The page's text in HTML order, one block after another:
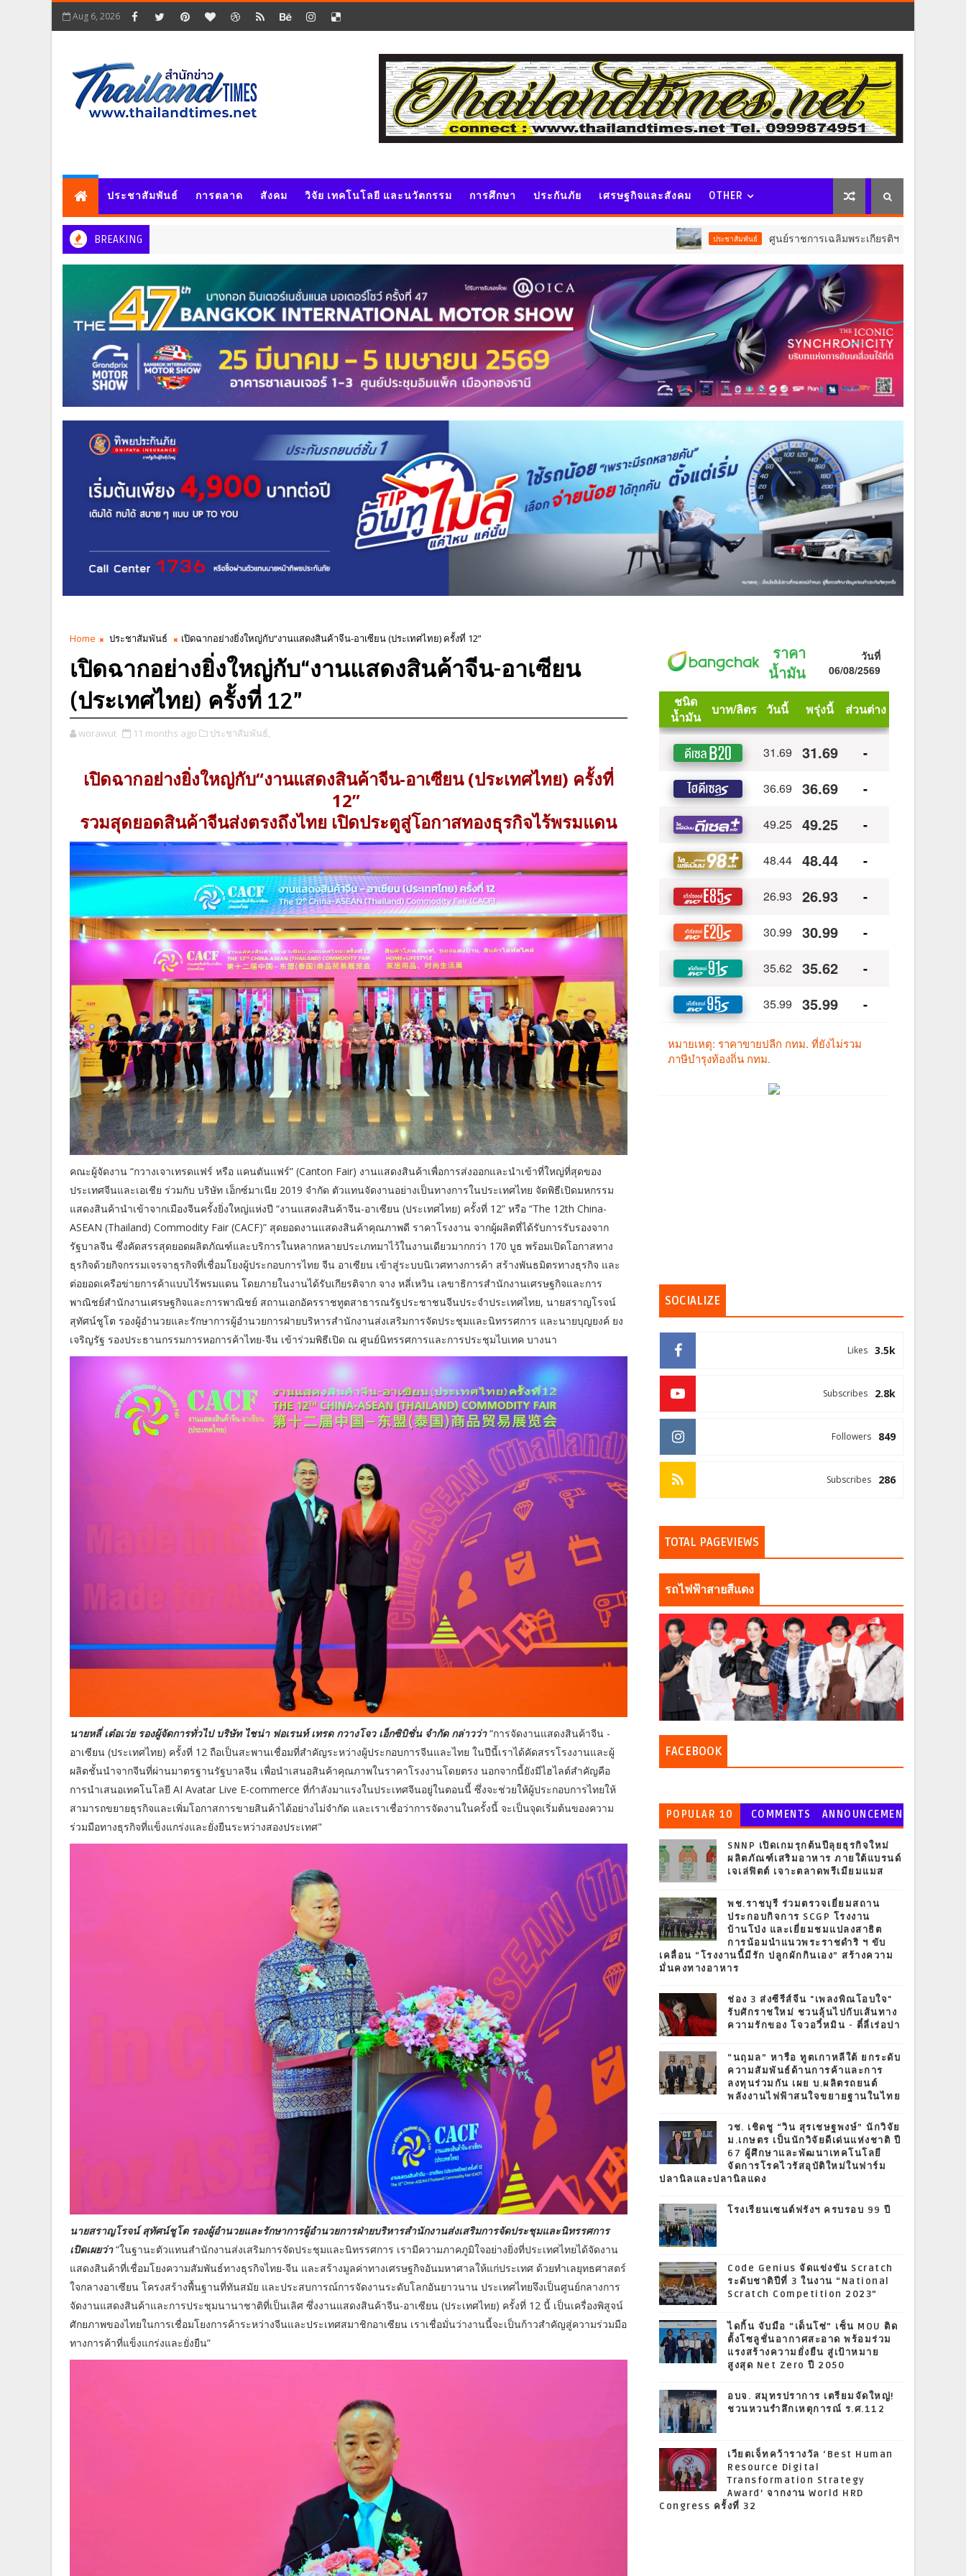
Aug 6, 2026
ประชาสัมพันธ์ การตลาด สังคม วิจัย เทคโนโลยี และนวัตกรรม การศึกษา ประกันภัย เศรษฐกิจและสังคม OTHER
BREAKING ประชาสัมพันธ์ ศูนย์ราชการเฉลิมพระเกียรติฯ เอาใจผู้มาใช้บริการอาคาร C ปรั
Home ประชาสัมพันธ์ เปิดฉากอย่างยิ่งใหญ่กับ“งานแสดงสินค้าจีน-อาเซียน (ประเทศไทย) ครั้งที่ 12”
เปิดฉากอย่างยิ่งใหญ่กับ“งานแสดงสินค้าจีน-อาเซียน
(ประเทศไทย) ครั้งที่ 12”
worawut 11 months ago ประชาสัมพันธ์,
เปิดฉากอย่างยิ่งใหญ่กับ“งานแสดงสินค้าจีน-อาเซียน (ประเทศไทย) ครั้งที่
12”
รวมสุดยอดสินค้าจีนส่งตรงถึงไทย เปิดประตูสู่โอกาสทองธุรกิจไร้พรมแดน
คณะผู้จัดงาน “กวางเจาเทรดแฟร์ หรือ แคนตันแฟร์” (Canton Fair) งานแสดงสินค้าเพื่อการส่งออกและนำเข้าที่ใหญ่ที่สุดของ
ประเทศจีนและเอเชีย ร่วมกับ บริษัท เอ็กซ์มาเนีย 2019 จำกัด ตัวแทนจัดงานอย่างเป็นทางการในประเทศไทย จัดพิธีเปิดมหกรรม
แสดงสินค้านำเข้าจากเมืองจีนครั้งยิ่งใหญ่แห่งปี “งานแสดงสินค้าจีน-อาเซียน (ประเทศไทย) ครั้งที่ 12” หรือ “The 12th China-
ASEAN (Thailand) Commodity Fair (CACF)” สุดยอดงานแสดงสินค้าคุณภาพดี ราคาโรงงาน จากผู้ผลิตที่ได้รับการรับรองจาก
รัฐบาลจีน ซึ่งคัดสรรสุดยอดผลิตภัณฑ์และบริการในหลากหลายประเภทมาไว้ในงานเดียวมากกว่า 170 บูธ พร้อมเปิดโอกาสทาง
ธุรกิจด้วยกิจกรรมเจรจาธุรกิจที่เชื่อมโยงผู้ประกอบการไทย จีน อาเซียน เข้าสู่ระบบนิเวศทางการค้า สร้างพันธมิตรทางธุรกิจ และ
ต่อยอดเครือข่ายการค้าแบบไร้พรมแดน โดยภายในงานได้รับเกียรติจาก จาง หลี่เหวิน เลขาธิการสำนักงานเศรษฐกิจและการ
พาณิชย์สำนักงานเศรษฐกิจและการพาณิชย์ สถานเอกอัครราชทูตสาธารณรัฐประชาชนจีนประจำประเทศไทย, นายสราญโรจน์
สุทัศน์ชูโต รองผู้อำนวยและรักษาการผู้อำนวยการฝ่ายบริหารสำนักงานส่งเสริมการจัดประชุมและนิทรรศการ และนายบุญยงค์ ยง
เจริญรัฐ รองประธานกรรมการหอการค้าไทย-จีน เข้าร่วมพิธีเปิด ณ ศูนย์นิทรรศการและการประชุมไบเทค บางนา
นายหลี่ เต๋อเว่ย รองผู้จัดการทั่วไป บริษัท ไชน่า ฟอเรนท์ เทรด กวางโจว เอ็กซิบิชั่น จำกัด กล่าวว่า“การจัดงานแสดงสินค้าจีน -
อาเซียน (ประเทศไทย) ครั้งที่ 12 ถือเป็นสะพานเชื่อมที่สำคัญระหว่างผู้ประกอบการจีนและไทย ในปีนี้เราได้คัดสรรโรงงานและผู้
ผลิตชั้นนำจากจีนที่ผ่านมาตรฐานรัฐบาลจีน เพื่อนำเสนอสินค้าคุณภาพในราคาโรงงานโดยตรง นอกจากนี้ยังมีไฮไลต์สำคัญคือ
การนำเสนอเทคโนโลยี AI Avatar Live E-commerce ที่กำลังมาแรงในประเทศจีนอยู่ในตอนนี้ ซึ่งจะช่วยให้ผู้ประกอบการไทยให้
สามารถขยายธุรกิจและเพิ่มโอกาสการขายสินค้าได้อย่างไม่จำกัด และเราเชื่อว่าการจัดงานในครั้งนี้ จะเป็นจุดเริ่มต้นของความ
ร่วมมือทางธุรกิจที่แข็งแกร่งและยั่งยืนระหว่างสองประเทศ"
นายสราญโรจน์ สุทัศน์ชูโต รองผู้อำนวยและรักษาการผู้อำนวยการฝ่ายบริหารสำนักงานส่งเสริมการจัดประชุมและนิทรรศการ
เปิดเผยว่า“ในฐานะตัวแทนสำนักงานส่งเสริมการจัดประชุมและนิทรรศการ เรามีความภาคภูมิใจอย่างยิ่งที่ประเทศไทยได้จัดงาน
แสดงสินค้าที่เชื่อมโยงความสัมพันธ์ทางธุรกิจไทย-จีน และสร้างมูลค่าทางเศรษฐกิจอันมหาศาลให้แก่ประเทศ ด้วยทำเลยุทธศาสตร์
ใจกลางอาเซียน โครงสร้างพื้นฐานที่ทันสมัย และประสบการณ์การจัดงานระดับโลกอันยาวนาน ประเทศไทยจึงเป็นศูนย์กลางการ
จัดงานแสดงสินค้าและการประชุมนานาชาติที่เป็นเลิศ ซึ่งงานแสดงสินค้าจีน-อาเซียน (ประเทศไทย) ครั้งที่ 12 นี้ เป็นเครื่องพิสูจน์
ศักยภาพของไทยในการเชื่อมโยงการค้าระหว่างจีนและประเทศสมาชิกอาเซียน เราเชื่อมั่นว่างานนี้จะเป็นก้าวสำคัญสู่ความร่วมมือ
ทางการค้าที่แข็งแกร่งและยั่งยืน”
SOCIALIZE
3.5k
Likes
2.8k
Subscribes
849
Followers
286
Subscribes
TOTAL PAGEVIEWS
รถไฟฟ้าสายสีแดง
FACEBOOK
POPULAR 10 COMMENTS
ANNOUNCEMEN
T
SNNP เปิดเกมรุกต้นปีลุยธุรกิจใหม่
ผลิตภัณฑ์เสริมอาหาร ภายใต้แบรนด์
เจเล่ฟิตต์ เจาะตลาดพรีเมียมแมส
พช.ราชบุรี ร่วมตรวจเยี่ยมสถาน
ประกอบกิจการ SCGP โรงงาน
บ้านโป่ง และเยี่ยมชมแปลงสาธิต
การน้อมนำแนวพระราชดำริ ฯ ขับ
เคลื่อน “โรงงานนี้มีรัก ปลูกผักกินเอง” สร้างความ
มั่นคงทางอาหาร
ช่อง 3 ส่งซีรีส์จีน "เพลงพิณโอบใจ"
รับศักราชใหม่ ชวนลุ้นไปกับเส้นทาง
ความรักของ โจวอวี๋หมิน - ตี๋ลี่เร่อปา
“นฤมล” หารือ ทูตเกาหลีใต้ ยกระดับ
ความสัมพันธ์ด้านการค้าและการ
ลงทุนร่วมกัน เผย บ.ผลิตรถยนต์
พลังงานไฟฟ้าสนใจขยายฐานในไทย
วช. เชิดชู “วิน สุรเชษฐพงษ์” นักวิจัย
ม.เกษตร เป็นนักวิจัยดีเด่นแห่งชาติ ปี
67 ผู้ศึกษาและพัฒนาเทคโนโลยี
จัดการโรคไวรัสอุบัติใหม่ในฟาร์ม
ปลานิลและปลานิลแดง
โรงเรียนเซนต์ฟรังฯ ครบรอบ 99 ปี
Code Genius จัดแข่งขัน Scratch
ระดับชาติปีที่ 3 ในงาน “National
Scratch Competition 2023”
ไดกิ้น จับมือ “เด็นโซ่” เซ็น MOU ติด
ตั้งโซลูชั่นอากาศสะอาด พร้อมร่วม
แรงสร้างความยั่งยืน สู่เป้าหมาย
สูงสุด Net Zero ปี 2050
อบจ. สมุทรปราการ เตรียมจัดใหญ่!
ชวนหวนรำลึกเหตุการณ์ ร.ศ.112
เวียตเจ็ทคว้ารางวัล ‘Best Human
Resource Digital
Transformation Strategy
Award’ จากงาน World HRD
Congress ครั้งที่ 32